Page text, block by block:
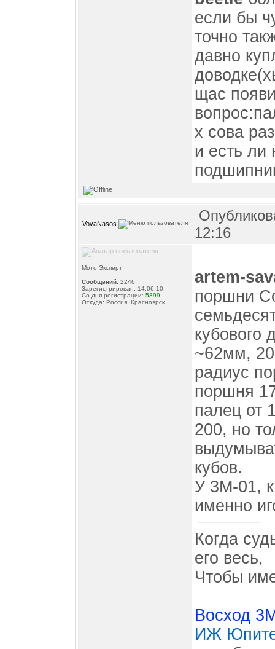
если бы
точно
давно
щас
х сова
и есть ли
VovaNasos
12:16
Мото Эксперт
Сообщений: 2246
Зарегистрирован: 14.06.10
Со дня регистрации: 5899
Откуда: Россия, Красноярск
artem-
поршни
кубового
~62мм,
радиус
поршня
палец от
200, но
кубов.
У 3М-01,
именно
Когда
его весь,
Чтобы
Восход
ИЖ